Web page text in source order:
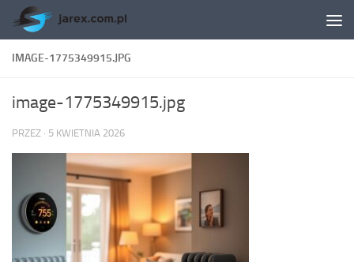
Skip to content
IMAGE-1775349915.JPG
image-1775349915.jpg
PRZEZ · 5 KWIETNIA 2026